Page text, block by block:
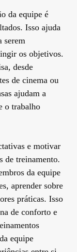
da equipe é
Isso ajuda
serem
os objetivos.
desde
de cinema ou
ajudam a
o trabalho
e motivar
de treinamento.
da equipe
aprender sobre
práticas. Isso
de conforto e
equipe